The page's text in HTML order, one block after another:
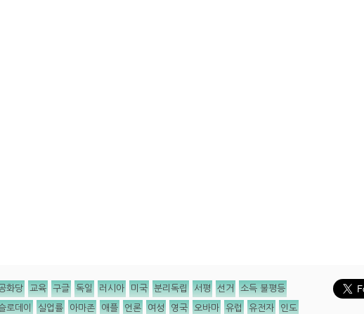
화당 교육 구글 독일 러시아 미국 분리독립 서평 선거 소득 불평등
로데이 실업률 아마존 애플 언론 여성 영국 오바마 유럽 유전자 인도